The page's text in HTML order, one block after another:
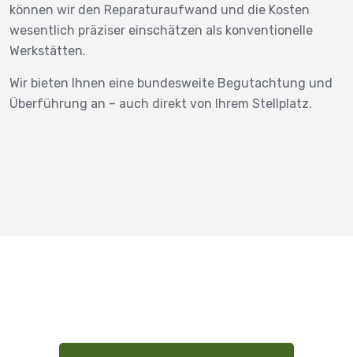
können wir den Reparaturaufwand und die Kosten
wesentlich präziser einschätzen als konventionelle
Werkstätten.
Wir bieten Ihnen eine bundesweite Begutachtung und
Überführung an – auch direkt von Ihrem Stellplatz.